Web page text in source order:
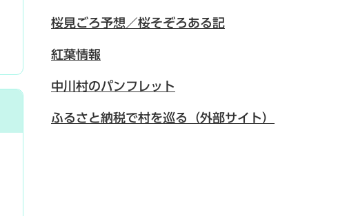
桜見ごろ予想／桜そぞろある記
紅葉情報
中川村のパンフレット
ふるさと納税で村を巡る（外部サイト）